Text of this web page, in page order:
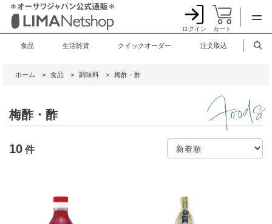
ログイン カート
食品 生活雑貨 クイックオーダー 注文取込
ホーム > 食品 > 調味料 > 梅酢・酢
梅酢・酢
10 件